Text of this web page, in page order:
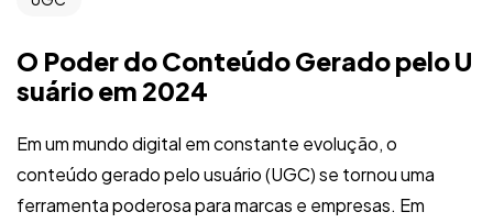
O Poder do Conteúdo Gerado pelo U
suário em 2024
Em um mundo digital em constante evolução, o
conteúdo gerado pelo usuário (UGC) se tornou uma
ferramenta poderosa para marcas e empresas. Em